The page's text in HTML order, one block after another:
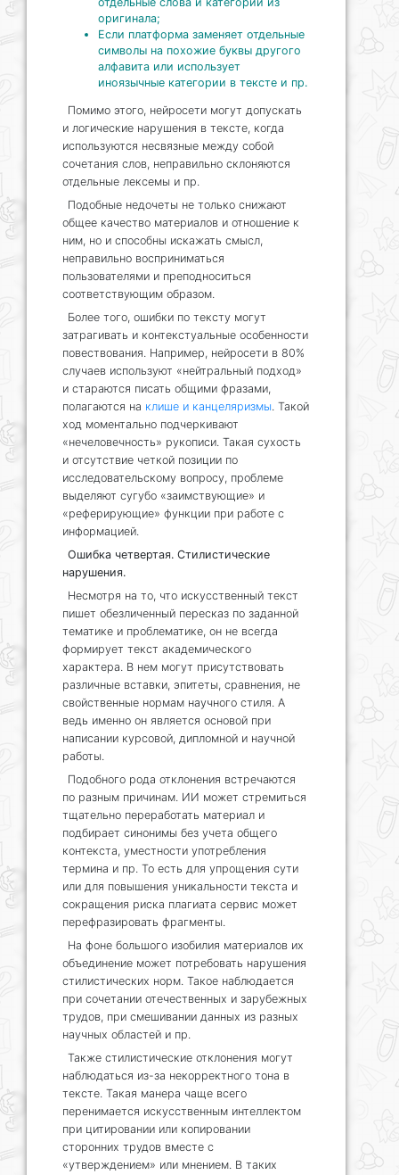
оригинала;
Если платформа заменяет отдельные
символы на похожие буквы другого
алфавита или использует
иноязычные категории в тексте и пр.
Помимо этого, нейросети могут допускать
и логические нарушения в тексте, когда
используются несвязные между собой
сочетания слов, неправильно склоняются
отдельные лексемы и пр.
Подобные недочеты не только снижают
общее качество материалов и отношение к
ним, но и способны искажать смысл,
неправильно восприниматься
пользователями и преподноситься
соответствующим образом.
Более того, ошибки по тексту могут
затрагивать и контекстуальные особенности
повествования. Например, нейросети в 80%
случаев используют «нейтральный подход»
и стараются писать общими фразами,
полагаются на клише и канцеляризмы. Такой
ход моментально подчеркивают
«нечеловечность» рукописи. Такая сухость
и отсутствие четкой позиции по
исследовательскому вопросу, проблеме
выделяют сугубо «заимствующие» и
«реферирующие» функции при работе с
информацией.
Ошибка четвертая. Стилистические
нарушения.
Несмотря на то, что искусственный текст
пишет обезличенный пересказ по заданной
тематике и проблематике, он не всегда
формирует текст академического
характера. В нем могут присутствовать
различные вставки, эпитеты, сравнения, не
свойственные нормам научного стиля. А
ведь именно он является основой при
написании курсовой, дипломной и научной
работы.
Подобного рода отклонения встречаются
по разным причинам. ИИ может стремиться
тщательно переработать материал и
подбирает синонимы без учета общего
контекста, уместности употребления
термина и пр. То есть для упрощения сути
или для повышения уникальности текста и
сокращения риска плагиата сервис может
перефразировать фрагменты.
На фоне большого изобилия материалов их
объединение может потребовать нарушения
стилистических норм. Такое наблюдается
при сочетании отечественных и зарубежных
трудов, при смешивании данных из разных
научных областей и пр.
Также стилистические отклонения могут
наблюдаться из-за некорректного тона в
тексте. Такая манера чаще всего
перенимается искусственным интеллектом
при цитировании или копировании
сторонних трудов вместе с
«утверждением» или мнением. В таких